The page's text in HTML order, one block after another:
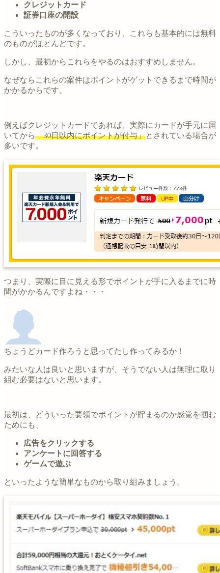
クレジットカード
証券口座の開設
こういったものが多くなっており、これらも基本的には無料
のものがほとんどです。
しかし、最初からこれらをやるのはおすすめしません。
なぜならこれらの案件はポイントがゲットできるまで時間が
かかるからです。
例えばクレジットカードであれば、実際にカードが手元に届
いてから「30日以内にポイントが付与」とされている場合が
多いです。
つまり、実際に目に見える形でポイントが手に入るまでに時
間がかかるんですよね・・・
ちょうどカード作ろうと思ってたし作ってみるか！
みたいな人は良いと思いますが、そうでない人は無理に取り
組む必要はないと思います。
最初は、どういった要領でポイントが貯まるのか感覚を掴む
ためにも、
広告をクリックする
アンケートに回答する
ゲームで遊ぶ
といったような簡単なものから取り組みましょう。